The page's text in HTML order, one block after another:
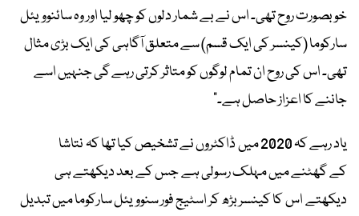
خوبصورت روح تھی۔ اس نے بے شمار دلوں کو چھو لیا اور وہ سائنوویئل
سارکوما (کینسر کی ایک قسم) سے متعلق آگاہی کی ایک بڑی مثال
تھی۔ اس کی روح ان تمام لوگوں کو متاثر کرتی رہے گی جنہیں اسے
جاننے کا اعزاز حاصل ہے۔"
یاد رہے کہ 2020 میں ڈاکٹروں نے تشخیص کیا تھا کہ نتاشا
کے گھٹنے میں مہلک رسولی ہے جس کے بعد دیکھتے ہی
دیکھتے اس کا کینسر بڑھ کر اسٹیج فور سنوویئل سارکوما میں تبدیل